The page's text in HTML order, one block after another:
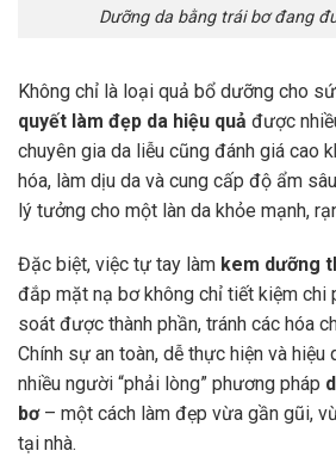
Dưỡng da bằng trái bơ đang
Không chỉ là loại quả bổ dưỡng cho
quyết làm đẹp da hiệu quả được
chuyên gia da liễu cũng đánh giá cao
hóa, làm dịu da và cung cấp độ ẩm
lý tưởng cho một làn da khỏe mạnh,
Đặc biệt, việc tự tay làm kem dưỡng
đắp mặt nạ bơ không chỉ tiết kiệm chi
soát được thành phần, tránh các hóa
Chính sự an toàn, dễ thực hiện và hiệu
nhiều người “phải lòng” phương pháp
bơ– một cách làm đẹp vừa gần gũi,
tại nhà.